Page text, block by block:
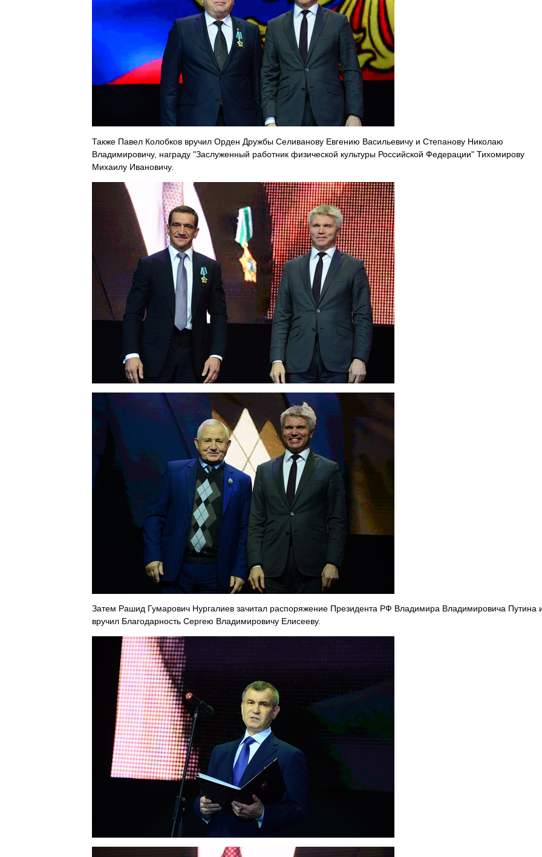
Также Павел Колобков вручил Орден Дружбы Селиванову Евгению Васильевичу и Степанову Николаю
Владимировичу, награду "Заслуженный работник физической культуры Российской Федерации" Тихомирову
Михаилу Ивановичу.
Затем Рашид Гумарович Нургалиев зачитал распоряжение Президента РФ Владимира Владимировича Путина
вручил Благодарность Сергею Владимировичу Елисееву.